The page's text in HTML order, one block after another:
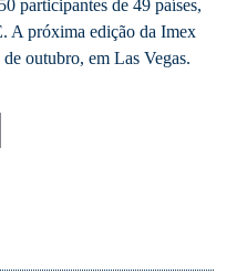
participantes de 49 países,
A próxima edição da Imex
outubro, em Las Vegas.